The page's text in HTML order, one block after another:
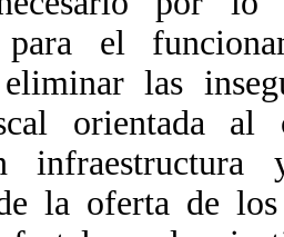
para el
las
orientada al
infraestructura
la oferta de